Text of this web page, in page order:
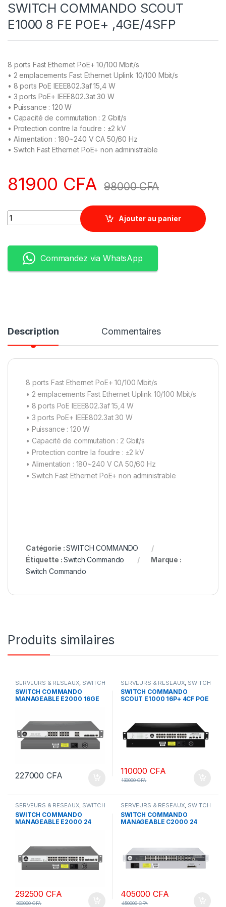
SWITCH COMMANDO SCOUT
E1000 8 FE POE+ ,4GE/4SFP
8 ports Fast Ethernet PoE+ 10/100 Mbit/s
• 2 emplacements Fast Ethernet Uplink 10/100 Mbit/s
• 8 ports PoE IEEE802.3af 15,4 W
• 3 ports PoE+ IEEE802.3at 30 W
• Puissance : 120 W
• Capacité de commutation : 2 Gbit/s
• Protection contre la foudre : ±2 kV
• Alimentation : 180~240 V CA 50/60 Hz
• Switch Fast Ethernet PoE+ non administrable
81900 CFA 98000CFA
Quantity
Ajouter au panier
Commandez via WhatsApp
Description Commentaires
8 ports Fast Ethernet PoE+ 10/100 Mbit/s
• 2 emplacements Fast Ethernet Uplink 10/100 Mbit/s
• 8 ports PoE IEEE802.3af 15,4 W
• 3 ports PoE+ IEEE802.3at 30 W
• Puissance : 120 W
• Capacité de commutation : 2 Gbit/s
• Protection contre la foudre : ±2 kV
• Alimentation : 180~240 V CA 50/60 Hz
• Switch Fast Ethernet PoE+ non administrable
Catégorie :SWITCH COMMANDO
Étiquette :Switch Commando
Marque :
Switch Commando
Produits similaires
SERVEURS & RESEAUX SWITCH
COMMANDO
SWITCH COMMANDO
MANAGEABLE E2000 16GE
227000CFA
SERVEURS & RESEAUX SWITCH
COMMANDO
SWITCH COMMANDO
SCOUT E1000 16P+ 4CF POE
110000CFA
130000CFA
SERVEURS & RESEAUX, SWITCH
COMMANDO
SWITCH COMMANDO
MANAGEABLE E2000 24
292500CFA
300000CFA
SERVEURS & RESEAUX, SWITCH
COMMANDO
SWITCH COMMANDO
MANAGEABLE C2000 24
405000CFA
450000CFA